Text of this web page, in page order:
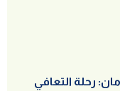
رحلة التعافي